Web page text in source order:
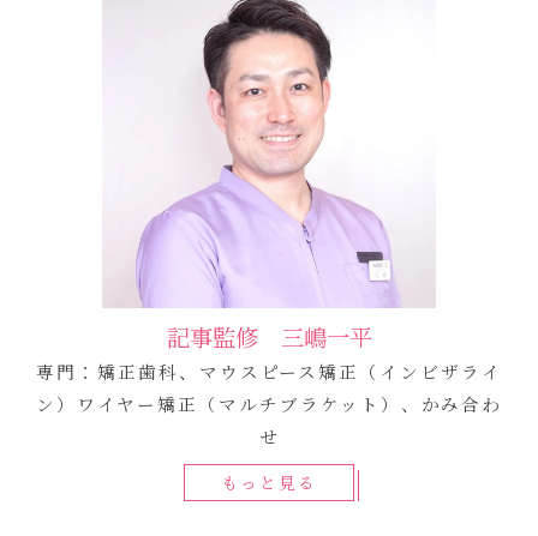
記事監修 三嶋一平
専門：矯正歯科、マウスピース矯正（インビザライ
ン）ワイヤー矯正（マルチブラケット）、かみ合わ
せ
もっと見る